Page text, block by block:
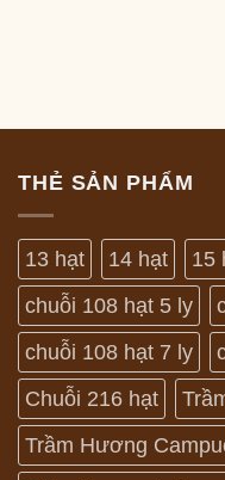
THẺ SẢN PHẨM
13 hạt 14 hạt 15
chuỗi 108 hạt 5 ly
chuỗi 108 hạt 7 ly
Chuỗi 216 hạt
Trầm Hương